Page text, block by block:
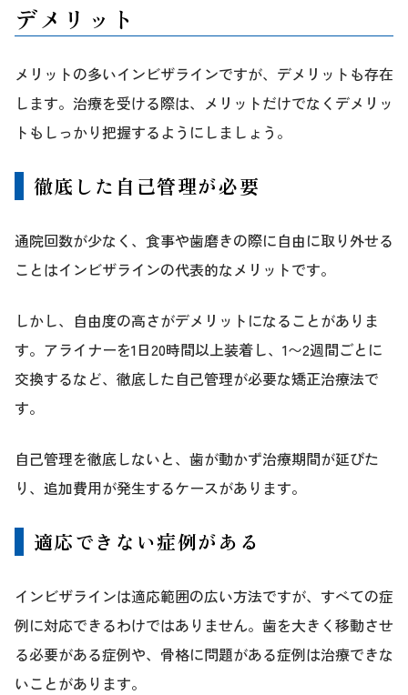
デメリット
メリットの多いインビザラインですが、デメリットも存在
します。治療を受ける際は、メリットだけでなくデメリッ
トもしっかり把握するようにしましょう。
徹底した自己管理が必要
通院回数が少なく、食事や歯磨きの際に自由に取り外せる
ことはインビザラインの代表的なメリットです。
しかし、自由度の高さがデメリットになることがありま
す。アライナーを1日20時間以上装着し、1〜2週間ごとに
交換するなど、徹底した自己管理が必要な矯正治療法で
す。
自己管理を徹底しないと、歯が動かず治療期間が延びた
り、追加費用が発生するケースがあります。
適応できない症例がある
インビザラインは適応範囲の広い方法ですが、すべての症
例に対応できるわけではありません。歯を大きく移動させ
る必要がある症例や、骨格に問題がある症例は治療できな
いことがあります。